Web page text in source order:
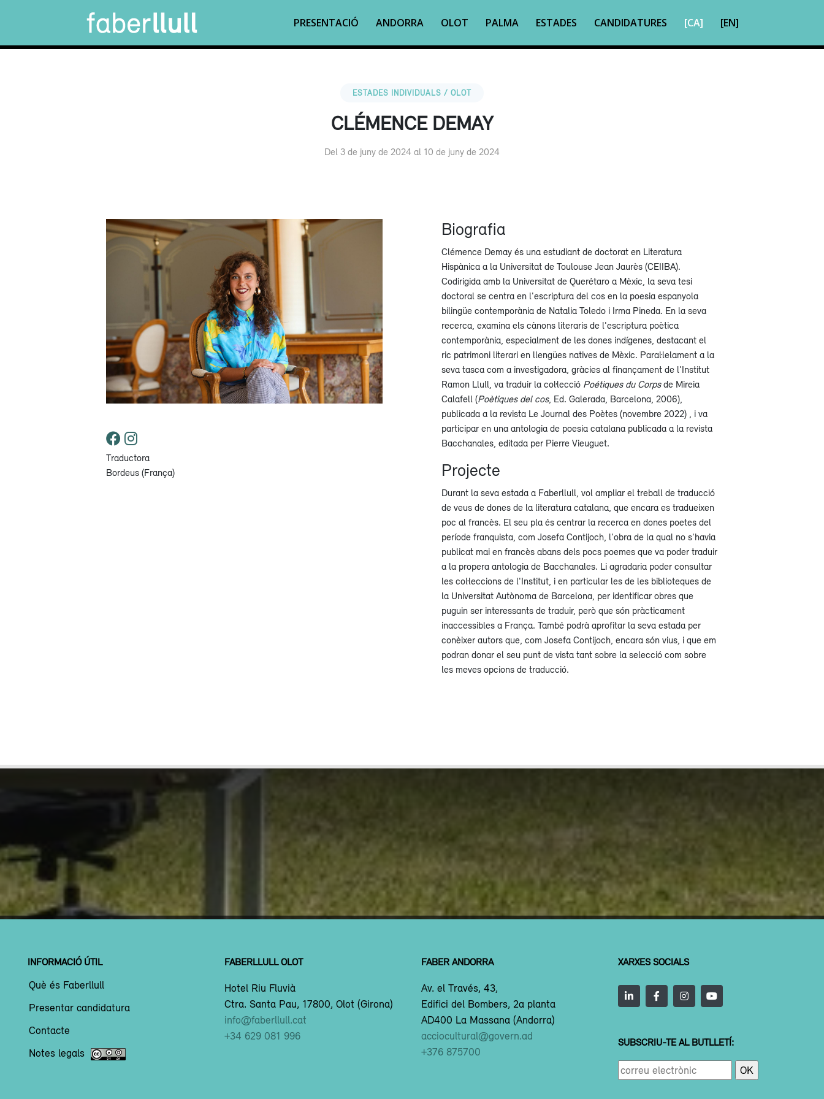
PRESENTACIÓ ANDORRA OLOT PALMA ESTADES CANDIDATURES [CA] [EN]
ESTADES INDIVIDUALS / OLOT
CLÉMENCE DEMAY
Del 3 de juny de 2024 al 10 de juny de 2024
Traductora
Bordeus (França)
Biografia
Clémence Demay és una estudiant de doctorat en Literatura
Hispànica a la Universitat de Toulouse Jean Jaurès (CEIIBA).
Codirigida amb la Universitat de Querétaro a Mèxic, la seva tesi
doctoral se centra en l'escriptura del cos en la poesia espanyola
bilingüe contemporània de Natalia Toledo i Irma Pineda. En la seva
recerca, examina els cànons literaris de l'escriptura poètica
contemporània, especialment de les dones indígenes, destacant el
ric patrimoni literari en llengües natives de Mèxic. Paral·lelament a la
seva tasca com a investigadora, gràcies al finançament de l'Institut
Ramon Llull, va traduir la col·lecció Poétiques du Corpsde Mireia
Calafell (Poètiques del cos, Ed. Galerada, Barcelona, 2006),
publicada a la revista Le Journal des Poètes (novembre 2022) , i va
participar en una antologia de poesia catalana publicada a la revista
Bacchanales, editada per Pierre Vieuguet.
Projecte
Durant la seva estada a Faberllull, vol ampliar el treball de traducció
de veus de dones de la literatura catalana, que encara es tradueixen
poc al francès. El seu pla és centrar la recerca en dones poetes del
període franquista, com Josefa Contijoch, l'obra de la qual no s'havia
publicat mai en francès abans dels pocs poemes que va poder traduir
a la propera antologia de Bacchanales. Li agradaria poder consultar
les col·leccions de l'Institut, i en particular les de les biblioteques de
la Universitat Autònoma de Barcelona, per identificar obres que
puguin ser interessants de traduir, però que són pràcticament
inaccessibles a França. També podrà aprofitar la seva estada per
conèixer autors que, com Josefa Contijoch, encara són vius, i que em
podran donar el seu punt de vista tant sobre la selecció com sobre
les meves opcions de traducció.
INFORMACIÓ ÚTIL
Què és Faberllull
Presentar candidatura
Contacte
Notes legals
FABERLLULL OLOT
Hotel Riu Fluvià
Ctra. Santa Pau, 17800, Olot (Girona)
info@faberllull.cat
+34 629 081 996
FABER ANDORRA
Av. el Través, 43,
Edifici del Bombers, 2a planta
AD400 La Massana (Andorra)
acciocultural@govern.ad
+376 875700
XARXES SOCIALS
SUBSCRIU-TE AL BUTLLETÍ: